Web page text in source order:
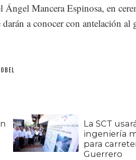
Mancera Espinosa, en
a conocer con antelación
La SCT
ingeniería
para
Guerrero